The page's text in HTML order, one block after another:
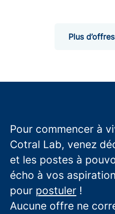
Plus
Pour commencer à
Cotral Lab, venez
et les postes à
écho à vos
pour postuler !
Aucune offre ne